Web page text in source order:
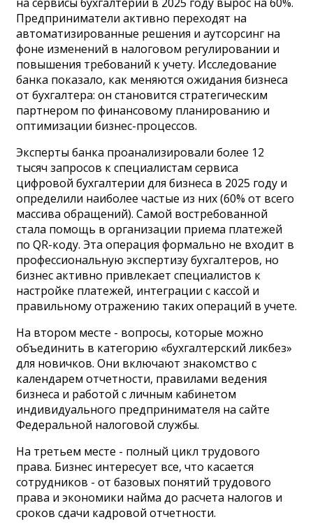
на сервисы бухгалтерии в 2025 году вырос на 60%.
Предприниматели активно переходят на
автоматизированные решения и аутсорсинг на
фоне изменений в налоговом регулировании и
повышения требований к учету. Исследование
банка показало, как меняются ожидания бизнеса
от бухгалтера: он становится стратегическим
партнером по финансовому планированию и
оптимизации бизнес-процессов.
Эксперты банка проанализировали более 12
тысяч запросов к специалистам сервиса
цифровой бухгалтерии для бизнеса в 2025 году и
определили наиболее частые из них (60% от всего
массива обращений). Самой востребованной
стала помощь в организации приема платежей
по QR-коду. Эта операция формально не входит в
профессиональную экспертизу бухгалтеров, но
бизнес активно привлекает специалистов к
настройке платежей, интеграции с кассой и
правильному отражению таких операций в учете.
На втором месте - вопросы, которые можно
объединить в категорию «бухгалтерский ликбез»
для новичков. Они включают знакомство с
календарем отчетности, правилами ведения
бизнеса и работой с личным кабинетом
индивидуального предпринимателя на сайте
Федеральной налоговой службы.
На третьем месте - полный цикл трудового
права. Бизнес интересует все, что касается
сотрудников - от базовых понятий трудового
права и экономики найма до расчета налогов и
сроков сдачи кадровой отчетности.